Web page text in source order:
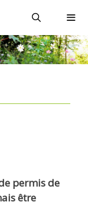
permis de
être